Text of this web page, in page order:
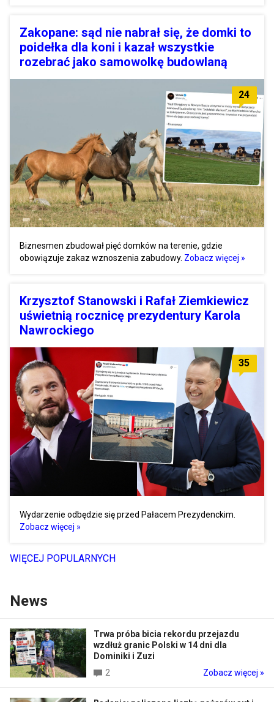
Zakopane: sąd nie nabrał się, że domki to
poidełka dla koni i kazał wszystkie
rozebrać jako samowolkę budowlaną
24
Biznesmen zbudował pięć domków na terenie, gdzie
obowiązuje zakaz wznoszenia zabudowy. Zobacz więcej »
Krzysztof Stanowski i Rafał Ziemkiewicz
uświetnią rocznicę prezydentury Karola
Nawrockiego
35
Wydarzenie odbędzie się przed Pałacem Prezydenckim.
Zobacz więcej »
WIĘCEJ POPULARNYCH
News
Trwa próba bicia rekordu przejazdu
wzdłuż granic Polski w 14 dni dla
Dominiki i Zuzi
2
Zobacz więcej »